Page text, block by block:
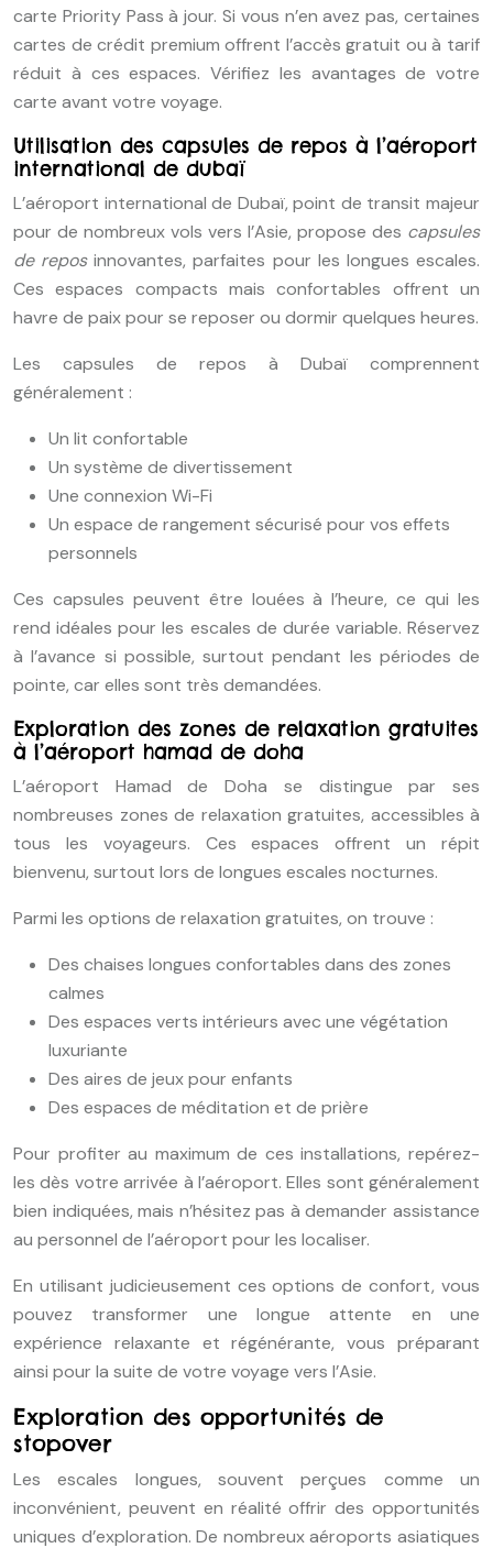
carte Priority Pass à jour. Si vous n’en avez pas, certaines
cartes de crédit premium offrent l’accès gratuit ou à tarif
réduit à ces espaces. Vérifiez les avantages de votre
carte avant votre voyage.
Utilisation des capsules de repos à l’aéroport
international de dubaï
L’aéroport international de Dubaï, point de transit majeur
pour de nombreux vols vers l’Asie, propose des capsules
de reposinnovantes, parfaites pour les longues escales.
Ces espaces compacts mais confortables offrent un
havre de paix pour se reposer ou dormir quelques heures.
Les capsules de repos à Dubaï comprennent
généralement :
Un lit confortable
Un système de divertissement
Une connexion Wi-Fi
Un espace de rangement sécurisé pour vos effets
personnels
Ces capsules peuvent être louées à l’heure, ce qui les
rend idéales pour les escales de durée variable. Réservez
à l’avance si possible, surtout pendant les périodes de
pointe, car elles sont très demandées.
Exploration des zones de relaxation gratuites
à l’aéroport hamad de doha
L’aéroport Hamad de Doha se distingue par ses
nombreuses zones de relaxation gratuites, accessibles à
tous les voyageurs. Ces espaces offrent un répit
bienvenu, surtout lors de longues escales nocturnes.
Parmi les options de relaxation gratuites, on trouve :
Des chaises longues confortables dans des zones
calmes
Des espaces verts intérieurs avec une végétation
luxuriante
Des aires de jeux pour enfants
Des espaces de méditation et de prière
Pour profiter au maximum de ces installations, repérez-
les dès votre arrivée à l’aéroport. Elles sont généralement
bien indiquées, mais n’hésitez pas à demander assistance
au personnel de l’aéroport pour les localiser.
En utilisant judicieusement ces options de confort, vous
pouvez transformer une longue attente en une
expérience relaxante et régénérante, vous préparant
ainsi pour la suite de votre voyage vers l’Asie.
Exploration des opportunités de
stopover
Les escales longues, souvent perçues comme un
inconvénient, peuvent en réalité offrir des opportunités
uniques d’exploration. De nombreux aéroports asiatiques